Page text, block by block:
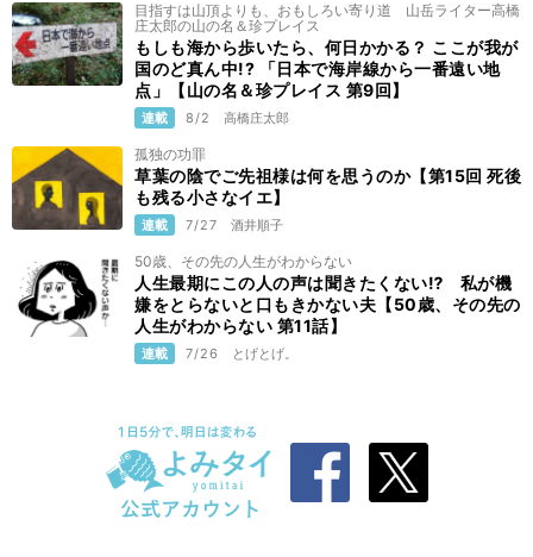
目指すは山頂よりも、おもしろい寄り道 山岳ライター高橋
庄太郎の山の名＆珍プレイス
もしも海から歩いたら、何日かかる？ ここが我が
国のど真ん中!? 「日本で海岸線から一番遠い地
点」【山の名＆珍プレイス 第9回】
連載 8/2 高橋庄太郎
孤独の功罪
草葉の陰でご先祖様は何を思うのか【第15回 死後
も残る小さなイエ】
連載 7/27 酒井順子
50歳、その先の人生がわからない
人生最期にこの人の声は聞きたくない⁉ 私が機
嫌をとらないと口もきかない夫【50歳、その先の
人生がわからない 第11話】
連載 7/26 とげとげ。